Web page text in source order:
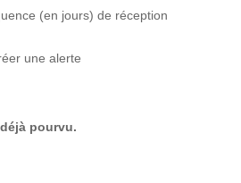
(en jours) de réception
une alerte
pourvu.